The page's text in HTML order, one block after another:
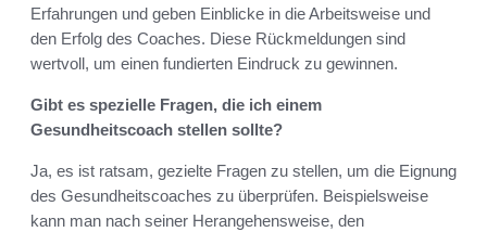
Erfahrungen und geben Einblicke in die Arbeitsweise und
den Erfolg des Coaches. Diese Rückmeldungen sind
wertvoll, um einen fundierten Eindruck zu gewinnen.
Gibt es spezielle Fragen, die ich einem
Gesundheitscoach stellen sollte?
Ja, es ist ratsam, gezielte Fragen zu stellen, um die Eignung
des Gesundheitscoaches zu überprüfen. Beispielsweise
kann man nach seiner Herangehensweise, den